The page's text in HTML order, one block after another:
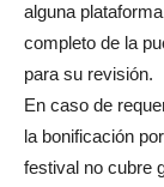
alguna
completo de la
para su revisión.
En caso de
la bonificación
festival no cubre